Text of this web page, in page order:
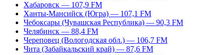
Хабаровск — 107,9 FM
Ханты-Мансийск (Югра) — 107,1 FM
Чебоксары (Чувашская Республика) — 90,3 FM
Челябинск — 88,4 FM
Череповец (Вологодская обл.) — 106,7 FM
Чита (Забайкальский край) — 87,6 FM